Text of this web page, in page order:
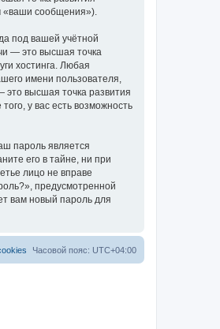
«ваши сообщения»).
под вашей учётной
— это высшая точка
хостинга. Любая
имени пользователя,
высшая точка развития
у вас есть возможность
пароль является
его в тайне, ни при
лицо не вправе
предусмотренной
вам новый пароль для
Часовой пояс: UTC+04:00